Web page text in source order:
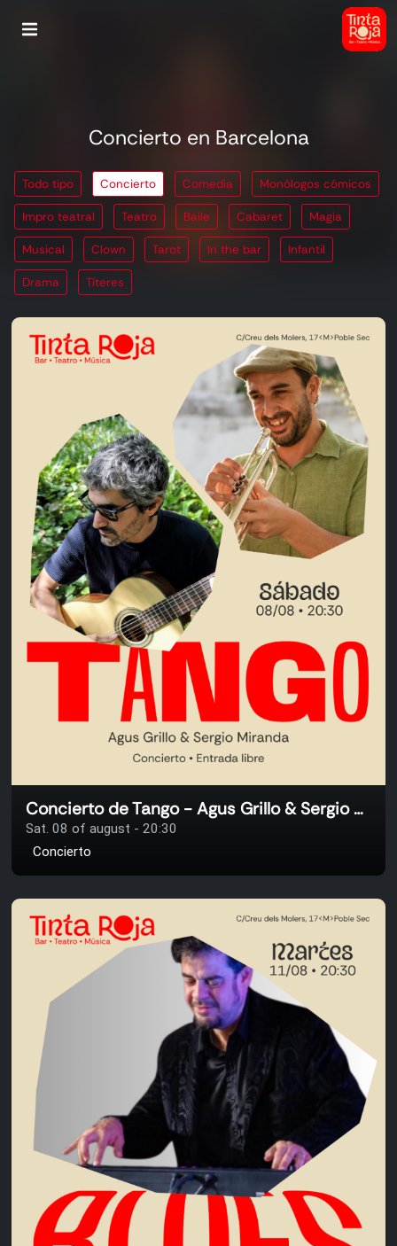
Concierto en Barcelona
Todo tipo Concierto Comedia Monólogos cómicos
Impro teatral Teatro Baile Cabaret Magia
Musical Clown Tarot In the bar Infantil
Drama Títeres
Concierto de Tango - Agus Grillo & Sergio Miranda
Sat. 08 of august - 20:30
Concierto